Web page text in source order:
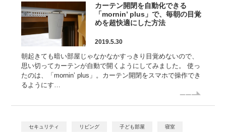
カーテン開閉を自動化できる
「mornin’ plus」で、毎朝の目覚
めを超快適にした方法
2019.5.30
朝起きても暗い部屋じゃなかなかすっきり目覚めないので、
思い切ってカーテンが自動で開くようにしてみました。 使っ
たのは、「mornin’ plus」。カーテン開閉をスマホで操作でき
るようにす…
セキュリティ リビング 子ども部屋
寝室